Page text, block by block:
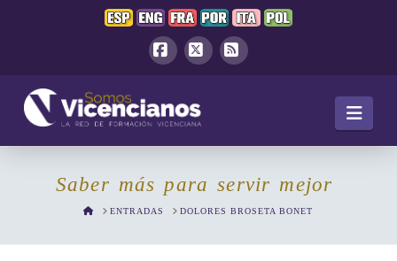
Saber más para servir mejor
HOMEENTRADAS DOLORES BROSETA BONET